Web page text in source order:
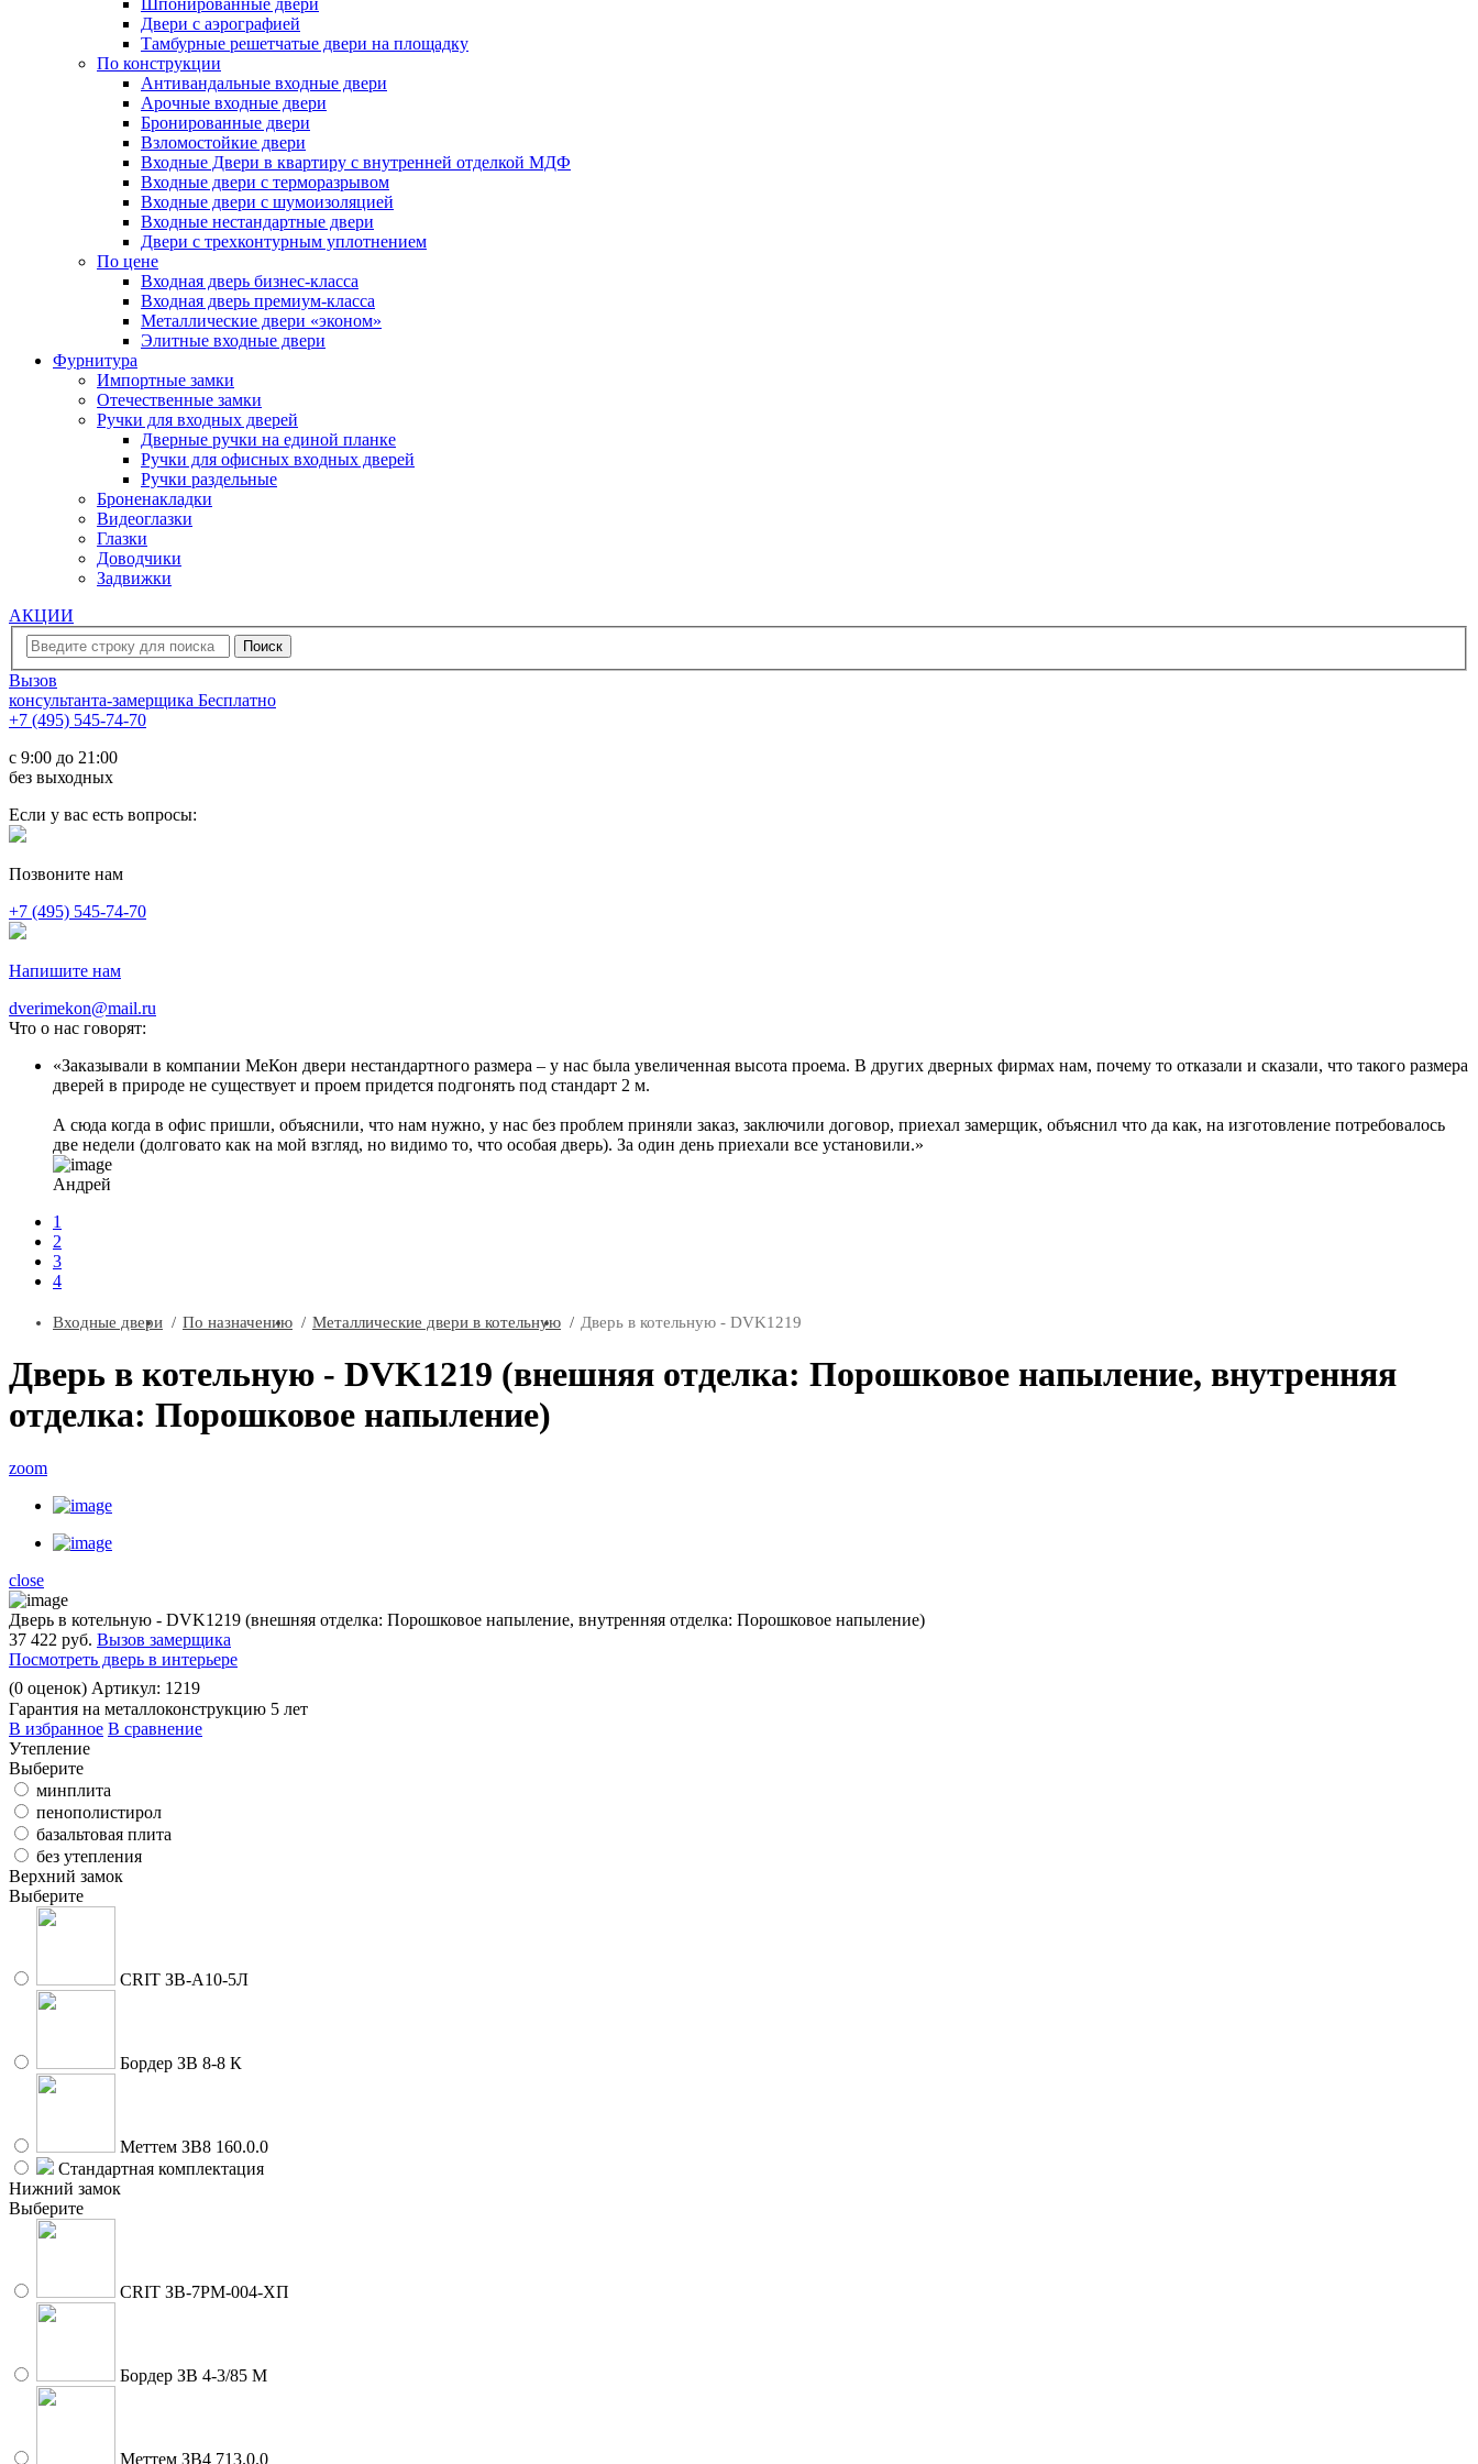
Шпонированные двери
Двери с аэрографией
Тамбурные решетчатые двери на площадку
По конструкции
Антивандальные входные двери
Арочные входные двери
Бронированные двери
Взломостойкие двери
Входные Двери в квартиру с внутренней отделкой МДФ
Входные двери с терморазрывом
Входные двери с шумоизоляцией
Входные нестандартные двери
Двери с трехконтурным уплотнением
По цене
Входная дверь бизнес-класса
Входная дверь премиум-класса
Металлические двери «эконом»
Элитные входные двери
Фурнитура
Импортные замки
Отечественные замки
Ручки для входных дверей
Дверные ручки на единой планке
Ручки для офисных входных дверей
Ручки раздельные
Броненакладки
Видеоглазки
Глазки
Доводчики
Задвижки
АКЦИИ
Вызов
консультанта-замерщика Бесплатно
+7 (495) 545-74-70
c 9:00 до 21:00
без выходных
Если у вас есть вопросы:
Позвоните нам
+7 (495) 545-74-70
Напишите нам
dverimekon@mail.ru
Что о нас говорят:
Заказывали в компании МеКон двери нестандартного размера – у нас была увеличенная высота проема. В других дверных фирмах нам, почему то отказали и сказали, что такого размера
дверей в природе не существует и проем придется подгонять под стандарт 2 м.
А сюда когда в офис пришли, объяснили, что нам нужно, у нас без проблем приняли заказ, заключили договор, приехал замерщик, объяснил что да как, на изготовление потребовалось
две недели (долговато как на мой взгляд, но видимо то, что особая дверь). За один день приехали все установили.
Андрей
1
2
3
4
Входные двери По назначению Металлические двери в котельную Дверь в котельную - DVK1219
Дверь в котельную - DVK1219 (внешняя отделка: Порошковое напыление, внутренняя
отделка: Порошковое напыление)
zoom
close
Дверь в котельную - DVK1219 (внешняя отделка: Порошковое напыление, внутренняя отделка: Порошковое напыление)
37 422 руб. Вызов замерщика
Посмотреть дверь в интерьере
(0 оценок) Артикул: 1219
Гарантия на металлоконструкцию 5 лет
В избранное В сравнение
Утепление
Выберите
минплита
пенополистирол
базальтовая плита
без утепления
Верхний замок
Выберите
CRIT ЗВ-A10-5Л
Бордер ЗВ 8-8 К
Меттем ЗВ8 160.0.0
Стандартная комплектация
Нижний замок
Выберите
CRIT ЗВ-7РМ-004-ХП
Бордер ЗВ 4-3/85 М
Меттем ЗВ4 713.0.0